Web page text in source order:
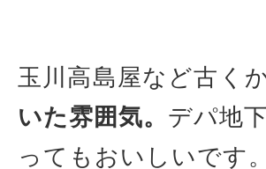
玉川高島屋など古く
いた雰囲気。 デパ地
ってもおいしいです